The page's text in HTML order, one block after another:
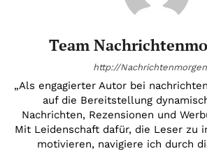
Team
http://
„Als engagierter Autor bei
auf die Bereitstellung
Nachrichten, Rezensionen und
Mit Leidenschaft dafür, die Leser zu
motivieren, navigiere ich durch